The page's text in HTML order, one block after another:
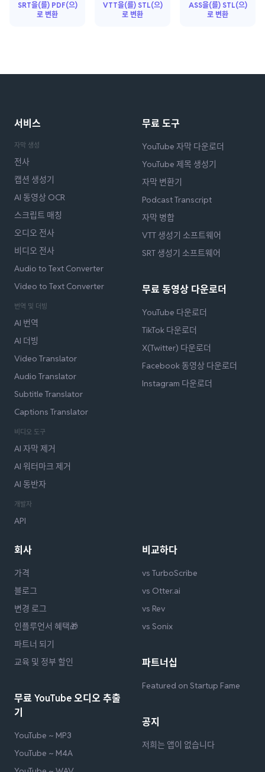
SRT을(를) PDF(으)
로 변환
VTT을(를) STL(으)
로 변환
ASS을(를) STL(으)
로 변환
서비스
자막 생성
전사
캡션 생성기
AI 동영상 OCR
스크립트 매칭
오디오 전사
비디오 전사
Audio to Text Converter
Video to Text Converter
번역 및 더빙
AI 번역
AI 더빙
Video Translator
Audio Translator
Subtitle Translator
Captions Translator
비디오 도구
AI 자막 제거
AI 워터마크 제거
AI 동반자
개발자
API
무료 도구
YouTube 자막 다운로더
YouTube 제목 생성기
자막 변환기
Podcast Transcript
자막 병합
VTT 생성기 소프트웨어
SRT 생성기 소프트웨어
무료 동영상 다운로더
YouTube 다운로더
TikTok 다운로더
X(Twitter) 다운로더
Facebook 동영상 다운로더
Instagram 다운로더
회사
가격
블로그
변경 로그
인플루언서 혜택🎁
파트너 되기
교육 및 정부 할인
무료 YouTube 오디오 추출
기
YouTube ~ MP3
YouTube ~ M4A
비교하다
vs TurboScribe
vs Otter.ai
vs Rev
vs Sonix
파트너십
Featured on Startup Fame
공지
저희는 앱이 없습니다